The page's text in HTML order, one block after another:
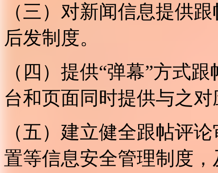
（三）对新闻信息提供
后发制度。
（四）提供“弹幕”方式
台和页面同时提供与之
（五）建立健全跟帖评
置等信息安全管理制度